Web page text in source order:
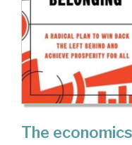
The